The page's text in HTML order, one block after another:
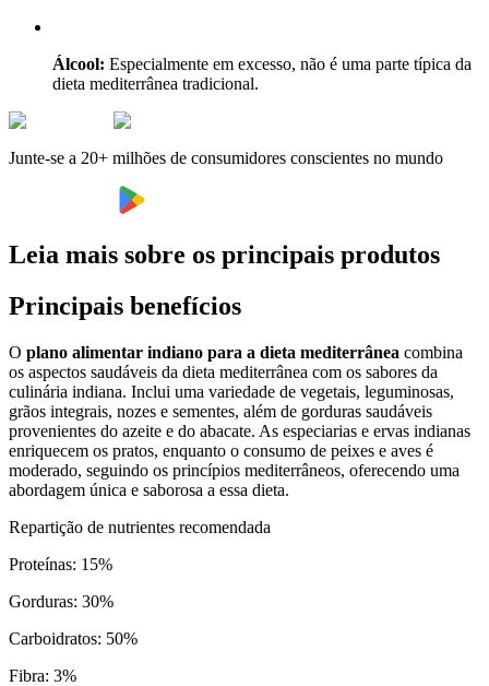
Álcool: Especialmente em excesso, não é uma parte típica da
dieta mediterrânea tradicional.
Junte-se a 20+ milhões de consumidores conscientes no mundo
Leia mais sobre os principais produtos
Principais benefícios
O plano alimentar indiano para a dieta mediterrânea combina
os aspectos saudáveis da dieta mediterrânea com os sabores da
culinária indiana. Inclui uma variedade de vegetais, leguminosas,
grãos integrais, nozes e sementes, além de gorduras saudáveis
provenientes do azeite e do abacate. As especiarias e ervas indianas
enriquecem os pratos, enquanto o consumo de peixes e aves é
moderado, seguindo os princípios mediterrâneos, oferecendo uma
abordagem única e saborosa a essa dieta.
Repartição de nutrientes recomendada
Proteínas: 15%
Gorduras: 30%
Carboidratos: 50%
Fibra: 3%